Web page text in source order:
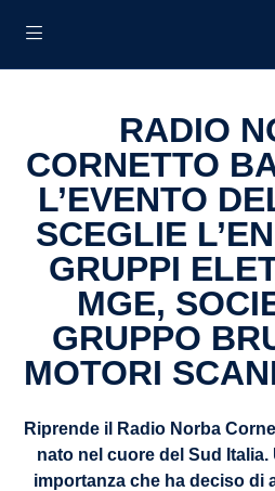
RADIO NORBA
CORNETTO
L’EVENTO
SCEGLIE
GRUPPI
MGE,
GRUPPO
MOTORI
Riprende il Radio Norba
nato nel cuore del Sud
importanza che ha deciso di